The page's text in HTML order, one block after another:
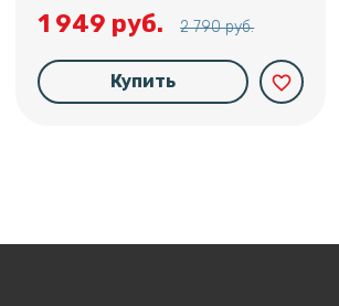
1 949 руб. 2 790 руб.
Купить favorite_border